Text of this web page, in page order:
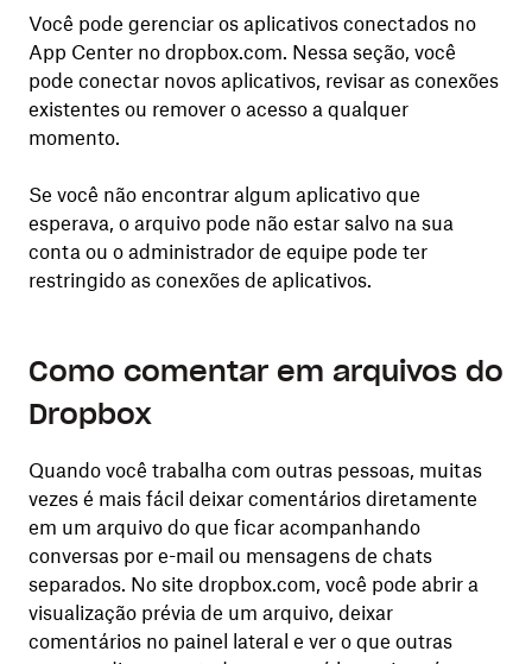
Você pode gerenciar os aplicativos conectados no
App Center no dropbox.com. Nessa seção, você
pode conectar novos aplicativos, revisar as conexões
existentes ou remover o acesso a qualquer
momento.
Se você não encontrar algum aplicativo que
esperava, o arquivo pode não estar salvo na sua
conta ou o administrador de equipe pode ter
restringido as conexões de aplicativos.
Como comentar em arquivos do
Dropbox
Quando você trabalha com outras pessoas, muitas
vezes é mais fácil deixar comentários diretamente
em um arquivo do que ficar acompanhando
conversas por e-mail ou mensagens de chats
separados. No site dropbox.com, você pode abrir a
visualização prévia de um arquivo, deixar
comentários no painel lateral e ver o que outras